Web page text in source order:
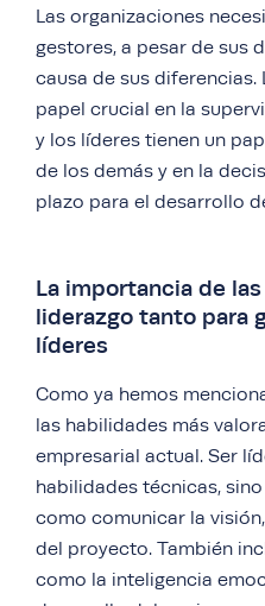
Las organizaciones
gestores, a pesar de sus
causa de sus diferencias.
papel crucial en la
y los líderes tienen un
de los demás y en la
plazo para el desarrollo
La importancia de
liderazgo tanto para
líderes
Como ya hemos
las habilidades más
empresarial actual. Ser
habilidades técnicas,
como comunicar la
del proyecto. También
como la inteligencia